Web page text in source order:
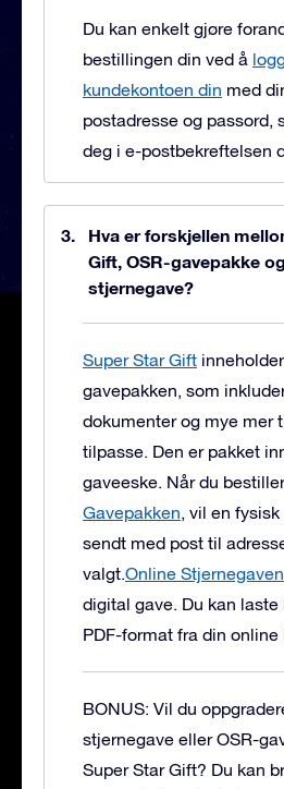
Du kan enkelt gjøre
bestillingen din ved å
kundekontoen din med
postadresse og passord,
deg i e-postbekreftelsen
Hva er forskjellen
Gift, OSR-gavepakke
stjernegave?
Super Star Gift
gavepakken, som
dokumenter og mye mer
tilpasse. Den er pakket
gaveeske. Når du
Gavepakken, vil en
sendt med post til
valgt.Online Stjernegaven
digital gave. Du kan
PDF-format fra din online
BONUS: Vil du
stjernegave eller OSR-
Super Star Gift? Du kan